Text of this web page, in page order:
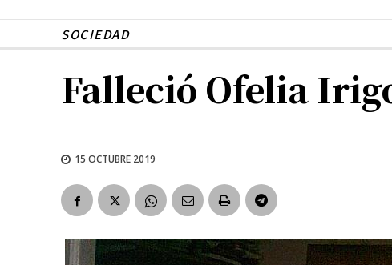
SOCIEDAD
Falleció Ofelia
15 OCTUBRE 2019